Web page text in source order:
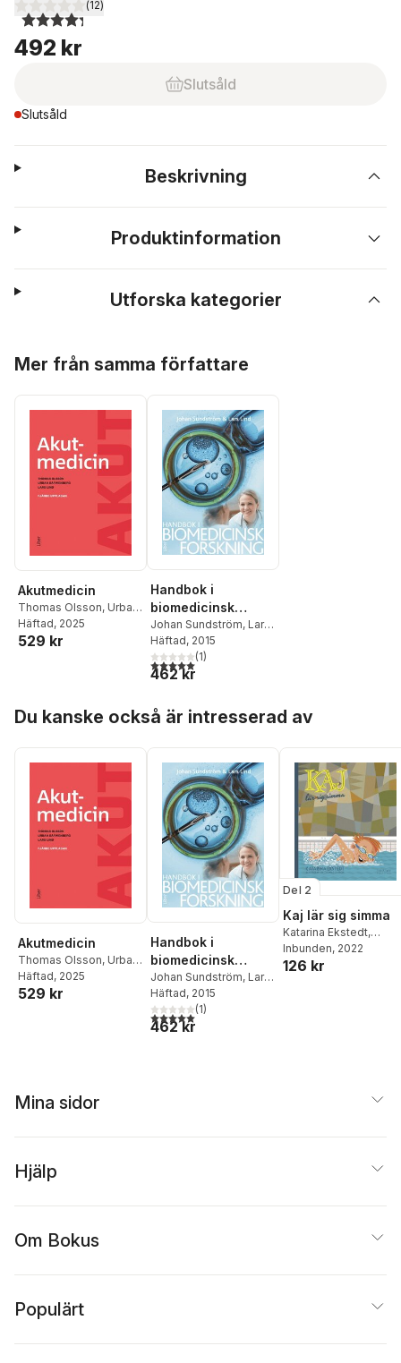
4,3utav 5 stjärnor. Totalt antal röster:
(12)
492 kr
Slutsåld
Slutsåld
Beskrivning
Produktinformation
Utforska kategorier
Mer från samma författare
Akutmedicin
Thomas Olsson, Urban
Säfwenberg,
Häftad, 2025
529 kr
Handbok i
biomedicinsk
forskning
Johan Sundström, Lars
Lind
Häftad, 2015
5,0utav 5 stjärnor. Totalt antal röster:
(1)
462 kr
Du kanske också är intresserad av
Akutmedicin
Thomas Olsson, Urban
Säfwenberg,
Häftad, 2025
529 kr
Handbok i
biomedicinsk
forskning
Johan Sundström, Lars
Lind
Häftad, 2015
5,0utav 5 stjärnor. Totalt antal röster:
(1)
462 kr
Del 2
Kaj lär sig simma
Katarina Ekstedt,
Thomas Olsson
Inbunden, 2022
126 kr
Mina sidor
Hjälp
Om Bokus
Populärt